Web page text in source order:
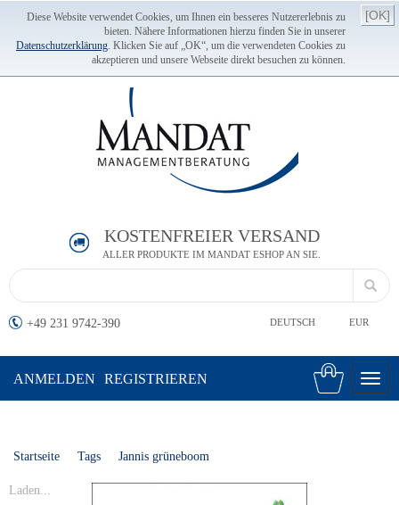
Diese Website verwendet Cookies, um Ihnen ein besseres Nutzererlebnis zu
bieten. Nähere Informationen hierzu finden Sie in unserer
Datenschutzerklärung. Klicken Sie auf „OK“, um die verwendeten Cookies zu
akzeptieren und unsere Webseite direkt besuchen zu können.
[OK]
KOSTENFREIER VERSAND
ALLER PRODUKTE IM MANDAT ESHOP AN SIE.
+49 231 9742-390 DEUTSCH EUR
ANMELDEN REGISTRIEREN
Startseite Tags Jannis grüneboom
Laden...